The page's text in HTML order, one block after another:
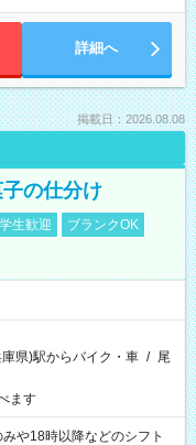
詳細へ
掲載日：2026.08.08
の仕分け
生歓迎
ブランクOK
県)駅からバイク・車 / 尾
ます
や18時以降などのシフト